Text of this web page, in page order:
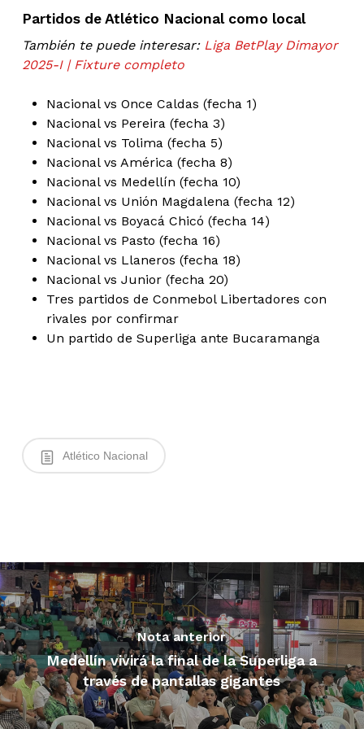
Partidos de Atlético Nacional como local
También te puede interesar: Liga BetPlay Dimayor
2025-I | Fixture completo
Nacional vs Once Caldas (fecha 1)
Nacional vs Pereira (fecha 3)
Nacional vs Tolima (fecha 5)
Nacional vs América (fecha 8)
Nacional vs Medellín (fecha 10)
Nacional vs Unión Magdalena (fecha 12)
Nacional vs Boyacá Chicó (fecha 14)
Nacional vs Pasto (fecha 16)
Nacional vs Llaneros (fecha 18)
Nacional vs Junior (fecha 20)
Tres partidos de Conmebol Libertadores con
rivales por confirmar
Un partido de Superliga ante Bucaramanga
Atlético Nacional
Nota anterior
Medellín vivirá la final de la Superliga a
través de pantallas gigantes